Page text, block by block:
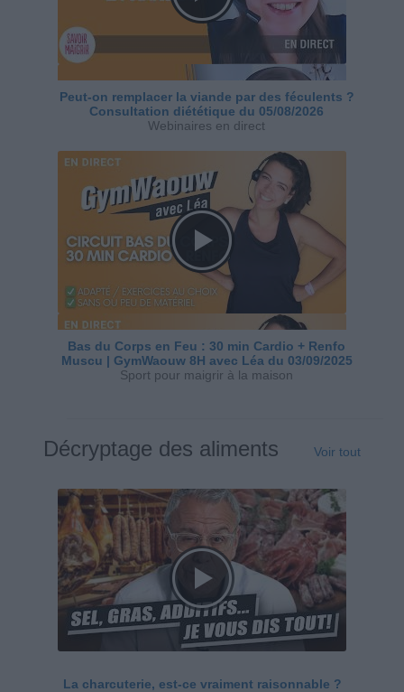
Peut-on remplacer la viande par des féculents ?
Consultation diététique du 05/08/2026
Webinaires en direct
Bas du Corps en Feu : 30 min Cardio + Renfo
Muscu | GymWaouw 8H avec Léa du 03/09/2025
Sport pour maigrir à la maison
Décryptage des aliments Voir tout
La charcuterie, est-ce vraiment raisonnable ?